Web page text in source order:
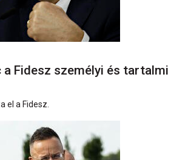
a Fidesz személyi és tartalmi
el a Fidesz.